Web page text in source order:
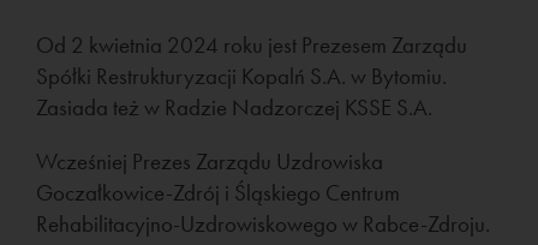
Od 2 kwietnia 2024 roku jest Prezesem Zarządu
Spółki Restrukturyzacji Kopalń S.A. w Bytomiu.
Zasiada też w Radzie Nadzorczej KSSE S.A.
Wcześniej Prezes Zarządu Uzdrowiska
Goczałkowice-Zdrój i Śląskiego Centrum
Rehabilitacyjno-Uzdrowiskowego w Rabce-Zdroju.